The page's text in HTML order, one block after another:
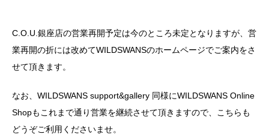
C.O.U.銀座店の営業再開予定は今のところ未定となりますが、営
業再開の折には改めてWILDSWANSのホームページでご案内をさ
せて頂きます。
なお、WILDSWANS support&gallery 同様にWILDSWANS Online
Shopもこれまで通り営業を継続させて頂きますので、こちらも
どうぞご利用くださいませ。